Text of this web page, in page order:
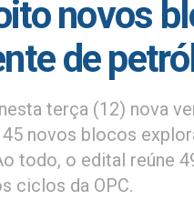
novos
de
terça (12) nova
novos blocos
todo, o edital reúne
ciclos da OPC.